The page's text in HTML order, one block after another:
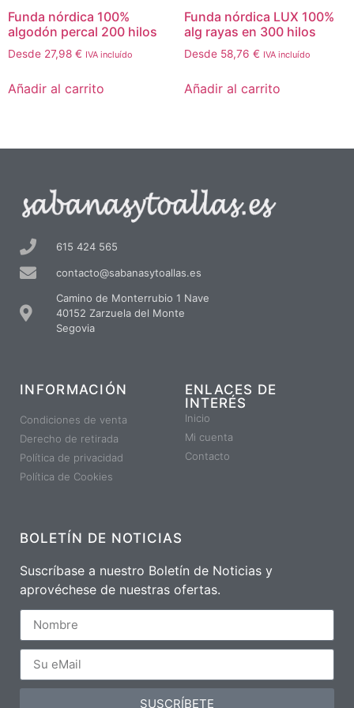
Funda nórdica 100%
algodón percal 200 hilos
Desde 27,98 € IVA incluído
Añadir al carrito
Funda nórdica LUX 100%
alg rayas en 300 hilos
Desde 58,76 € IVA incluído
Añadir al carrito
615 424 565
contacto@sabanasytoallas.es
Camino de Monterrubio 1 Nave
40152 Zarzuela del Monte
Segovia
INFORMACIÓN
Condiciones de venta
Derecho de retirada
Política de privacidad
Política de Cookies
ENLACES DE
INTERÉS
Inicio
Mi cuenta
Contacto
BOLETÍN DE NOTICIAS
Suscríbase a nuestro Boletín de Noticias y
aprovéchese de nuestras ofertas.
SUSCRÍBETE